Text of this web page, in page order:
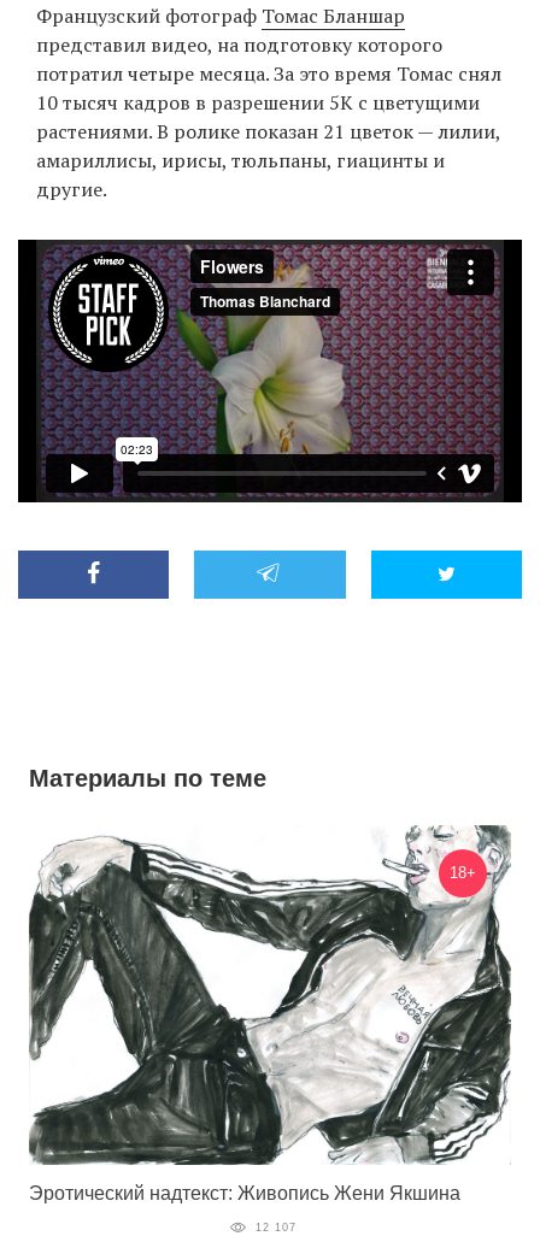
Французский фотограф Томас Бланшар
представил видео, на подготовку которого
потратил четыре месяца. За это время Томас снял
10 тысяч кадров в разрешении 5К с цветущими
растениями. В ролике показан 21 цветок — лилии,
амариллисы, ирисы, тюльпаны, гиацинты и
другие.
Материалы по теме
18+
Эротический надтекст: Живопись Жени Якшина
12 107